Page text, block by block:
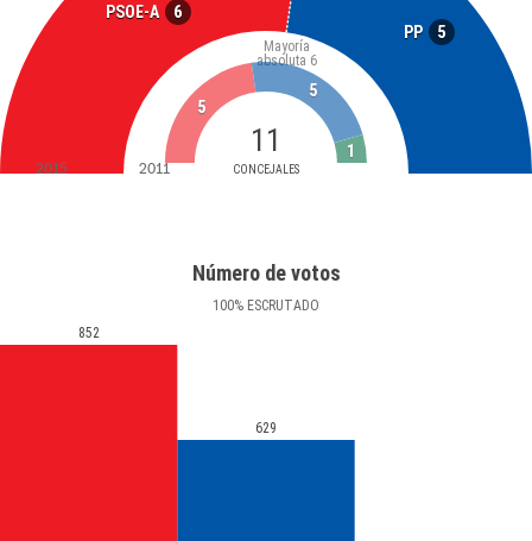
PSOE-A 6
PP 5
11
CONCEJALES
Mayoría
absoluta 6
5
5
1
2015 2011
Número de votos
100% ESCRUTADO
852
629